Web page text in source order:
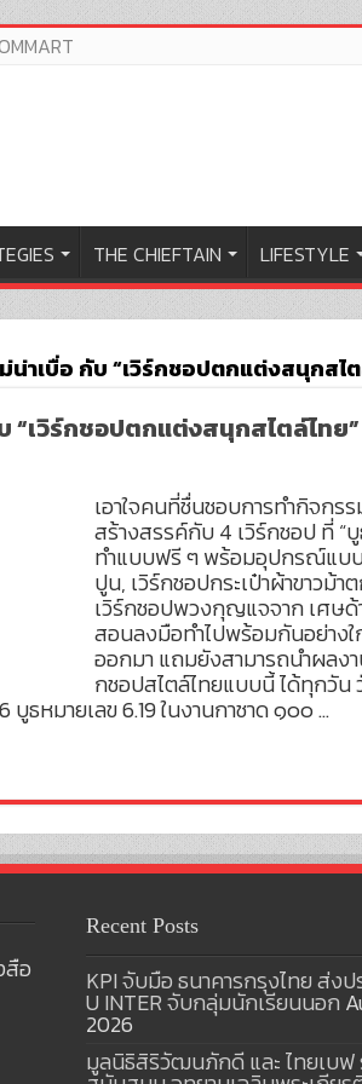
THE CHIEFTAIN LIFESTYLE
น่าเบื่อ กับ “เวิร์กชอปตกแต่งสนุกสไ
“เวิร์กชอปตกแต่งสนุกสไตล์ไทย
เอาใจคนที่ชื่นชอบการทำกิจก
สร้างสรรค์กับ 4 เวิร์กชอป ที่ “
ทำแบบฟรี ๆ พร้อมอุปกรณ์แบ
ปูน, เวิร์กชอปกระเป๋าผ้าขาวม้
เวิร์กชอปพวงกุญแจจาก เศษด้
สอนลงมือทำไปพร้อมกันอย่างใ
ออกมา แถมยังสามารถนำผล
กชอปสไตล์ไทยแบบนี้ ได้ทุกวัน
ธหมายเลข 6.19 ในงานกาชาด ๑๐๐ …
สือ
Recent Posts
KPI จับมือ ธนาคารกรุงไทย ส่งป
U INTER จับกลุ่มนักเรียนนอก
2026
มูลนิธิสิริวัฒนภักดี และ ไทยเบฟ